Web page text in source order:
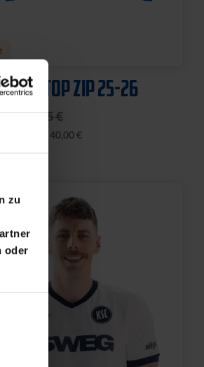
zu
oder
ZIP 25-26
74,95 €
Bestpreis: 40,00 €